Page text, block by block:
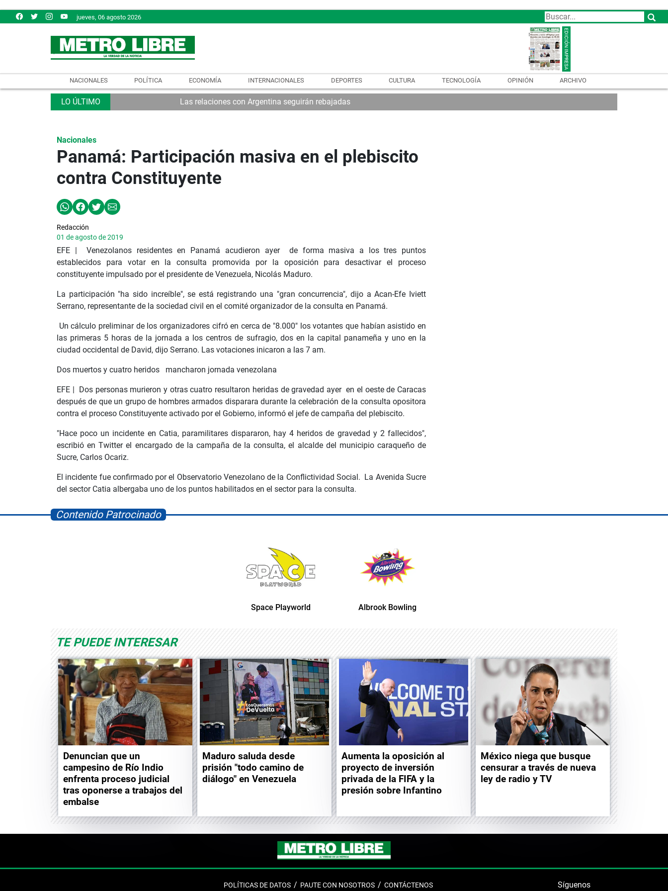
jueves, 06 agosto 2026
NACIONALES POLÍTICA ECONOMÍA INTERNACIONALES DEPORTES CULTURA TECNOLOGÍA OPINIÓN ARCHIVO
Las relaciones con Argentina seguirán rebajadas
Nacionales
Panamá: Participación masiva en el plebiscito
contra Constituyente
Redacción
01 de agosto de 2019
EFE | Venezolanos residentes en Panamá acudieron ayer de forma masiva a los tres puntos
establecidos para votar en la consulta promovida por la oposición para desactivar el proceso
constituyente impulsado por el presidente de Venezuela, Nicolás Maduro.
La participación "ha sido increíble", se está registrando una "gran concurrencia", dijo a Acan-Efe Iviett
Serrano, representante de la sociedad civil en el comité organizador de la consulta en Panamá.
Un cálculo preliminar de los organizadores cifró en cerca de "8.000" los votantes que habían asistido en
las primeras 5 horas de la jornada a los centros de sufragio, dos en la capital panameña y uno en la
ciudad occidental de David, dijo Serrano. Las votaciones inicaron a las 7 am.
Dos muertos y cuatro heridos mancharon jornada venezolana
EFE | Dos personas murieron y otras cuatro resultaron heridas de gravedad ayer en el oeste de Caracas
después de que un grupo de hombres armados disparara durante la celebración de la consulta opositora
contra el proceso Constituyente activado por el Gobierno, informó el jefe de campaña del plebiscito.
"Hace poco un incidente en Catia, paramilitares dispararon, hay 4 heridos de gravedad y 2 fallecidos",
escribió en Twitter el encargado de la campaña de la consulta, el alcalde del municipio caraqueño de
Sucre, Carlos Ocariz.
El incidente fue confirmado por el Observatorio Venezolano de la Conflictividad Social. La Avenida Sucre
del sector Catia albergaba uno de los puntos habilitados en el sector para la consulta.
Contenido Patrocinado
Space Playworld Albrook Bowling
TE PUEDE INTERESAR
Denuncian que un
campesino de Río Indio
enfrenta proceso judicial
tras oponerse a trabajos del
embalse
Maduro saluda desde
prisión "todo camino de
diálogo" en Venezuela
Aumenta la oposición al
proyecto de inversión
privada de la FIFA y la
presión sobre Infantino
México niega que busque
censurar a través de nueva
ley de radio y TV
POLÍTICAS DE DATOS PAUTE CON NOSOTROS CONTÁCTENOS Síguenos